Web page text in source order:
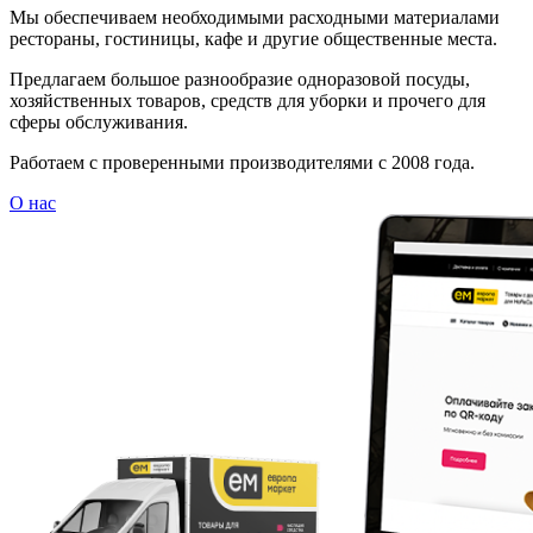
Мы обеспечиваем необходимыми расходными материалами
рестораны, гостиницы, кафе и другие общественные места.
Предлагаем большое разнообразие одноразовой посуды,
хозяйственных товаров, средств для уборки и прочего для
сферы обслуживания.
Работаем с проверенными производителями с 2008 года.
О нас